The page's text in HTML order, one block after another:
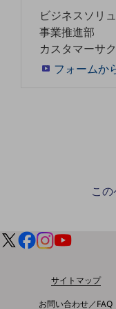
職場環境整備
地域共創・地方創生
セキュリティ対策
業種・業態で探すTOP
一次産業
ビジネスソリ
事業推進部
カスタマーサ
フォームか
こ
サイトマップ
お問い合わせ／FAQ